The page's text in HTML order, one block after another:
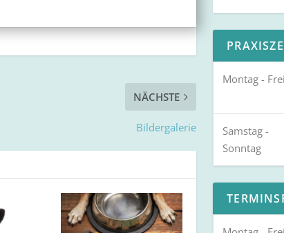
NÄCHSTE
Bildergalerie
Montag -
Samstag -
Sonntag